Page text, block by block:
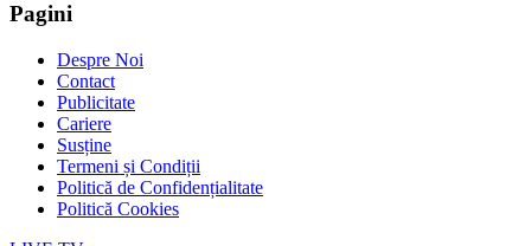
Pagini
Despre Noi
Contact
Publicitate
Cariere
Susține
Termeni și Condiții
Politică de Confidențialitate
Politică Cookies